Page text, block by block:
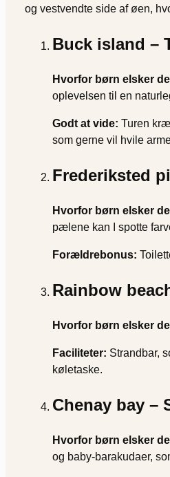
og vestvendte side af øen,
Buck island –
Hvorfor børn elsker
oplevelsen til en
Godt at vide: Turen
som gerne vil hvile
Frederiksted
Hvorfor børn elsker
pælene kan I spotte
Forældrebonus:
Rainbow
Hvorfor børn elsker
Faciliteter: Strandbar,
køletaske.
Chenay bay –
Hvorfor børn elsker
og baby-barakudaer,